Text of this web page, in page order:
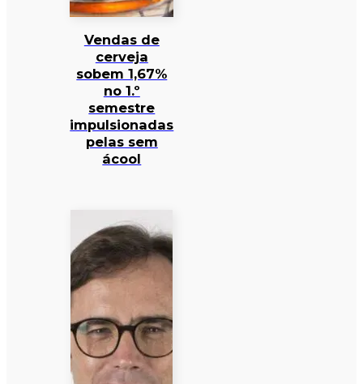
Vendas de
cerveja
sobem 1,67%
no 1.º
semestre
impulsionadas
pelas sem
ácool